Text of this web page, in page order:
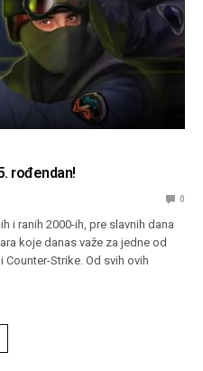
rođendan!
0
i ranih 2000-ih, pre slavnih dana
koje danas važe za jedne od
Strike. Od svih ovih